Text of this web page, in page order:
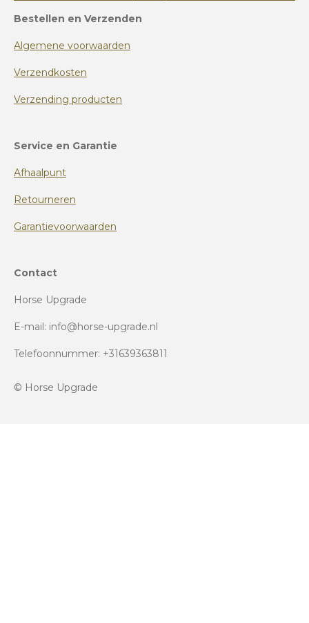
Bestellen en Verzenden
Algemene voorwaarden
Verzendkosten
Verzending producten
Service en Garantie
Afhaalpunt
Retourneren
Garantievoorwaarden
Contact
Horse Upgrade
E-mail: info@horse-upgrade.nl
Telefoonnummer: +31639363811
© Horse Upgrade